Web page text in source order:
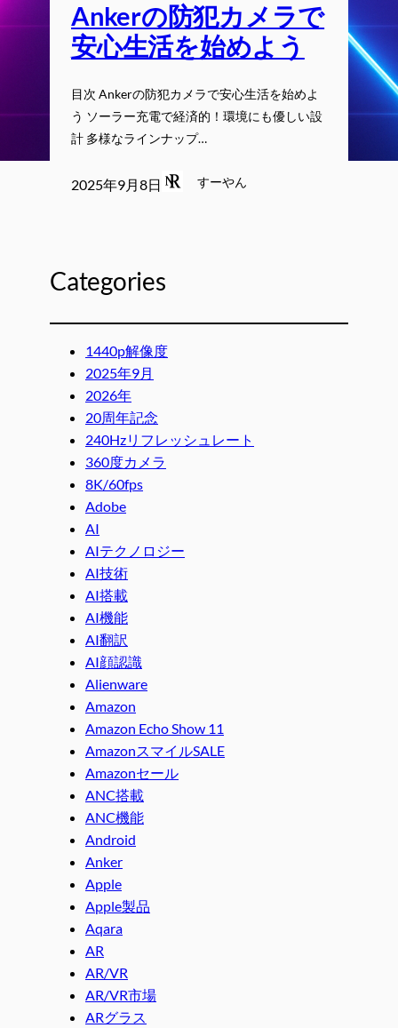
Ankerの防犯カメラで
安心生活を始めよう
目次 Ankerの防犯カメラで安心生活を始めよ
う ソーラー充電で経済的！環境にも優しい設
計 多様なラインナップ…
2025年9月8日 すーやん
Categories
1440p解像度
2025年9月
2026年
20周年記念
240Hzリフレッシュレート
360度カメラ
8K/60fps
Adobe
AI
AIテクノロジー
AI技術
AI搭載
AI機能
AI翻訳
AI顔認識
Alienware
Amazon
Amazon Echo Show 11
AmazonスマイルSALE
Amazonセール
ANC搭載
ANC機能
Android
Anker
Apple
Apple製品
Aqara
AR
AR/VR
AR/VR市場
ARグラス